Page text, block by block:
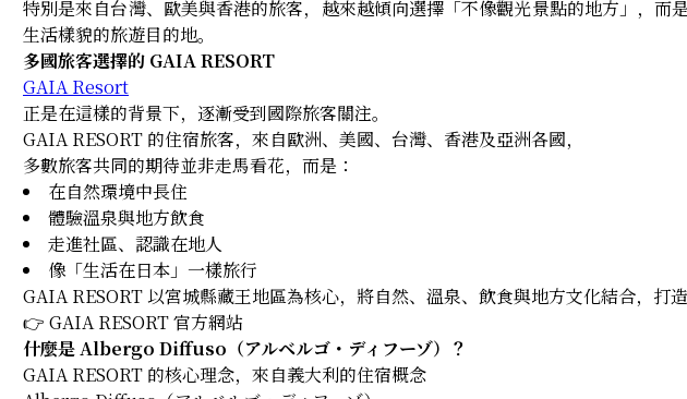
特別是來自台灣、歐美與香港的旅客，越來越傾向選擇「不像觀光景點的地方」，而
生活樣貌的旅遊目的地。
多國旅客選擇的 GAIA RESORT
GAIA Resort
正是在這樣的背景下，逐漸受到國際旅客關注。
GAIA RESORT 的住宿旅客，來自歐洲、美國、台灣、香港及亞洲各國，
多數旅客共同的期待並非走馬看花，而是：
在自然環境中長住
體驗溫泉與地方飲食
走進社區、認識在地人
像「生活在日本」一樣旅行
GAIA RESORT 以宮城縣藏王地區為核心，將自然、溫泉、飲食與地方文化結合，打造
👉 GAIA RESORT 官方網站
什麼是 Albergo Diffuso（アルベルゴ・ディフーゾ）？
GAIA RESORT 的核心理念，來自義大利的住宿概念